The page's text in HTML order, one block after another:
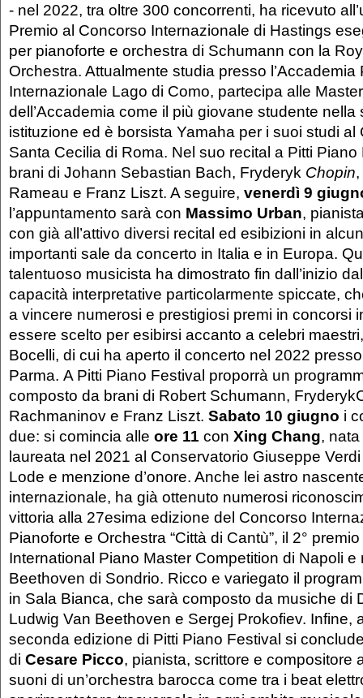
- nel 2022, tra oltre 300 concorrenti, ha ricevuto
Premio al Concorso Internazionale di Hastings
per pianoforte e orchestra di Schumann con la
Orchestra. Attualmente studia presso l’Accademia
Internazionale Lago di Como, partecipa alle
dell’Accademia come il più giovane studente nella
istituzione ed è borsista Yamaha per i suoi studi al
Santa Cecilia di Roma. Nel suo recital a Pitti
brani di Johann Sebastian Bach, Fryderyk Chopin
Rameau e Franz Liszt. A seguire, venerdì 9
l’appuntamento sarà con Massimo Urban,
con già all’attivo diversi recital ed esibizioni in
importanti sale da concerto in Italia e in Europa.
talentuoso musicista ha dimostrato fin dall’inizio
capacità interpretative particolarmente spiccate,
a vincere numerosi e prestigiosi premi in concorsi
essere scelto per esibirsi accanto a celebri
Bocelli, di cui ha aperto il concerto nel 2022
Parma. A Pitti Piano Festival proporrà un
composto da brani di Robert Schumann,
Rachmaninov e Franz Liszt. Sabato 10 giugno i
due: si comincia alle ore 11 con Xing Chang,
laureata nel 2021 al Conservatorio Giuseppe
Lode e menzione d’onore. Anche lei astro
internazionale, ha già ottenuto numerosi
vittoria alla 27esima edizione del Concorso
Pianoforte e Orchestra “Città di Cantù”, il 2°
International Piano Master Competition di Napoli e
Beethoven di Sondrio. Ricco e variegato il
in Sala Bianca, che sarà composto da musiche di
Ludwig Van Beethoven e Sergej Prokofiev. Infine,
seconda edizione di Pitti Piano Festival si
di Cesare Picco, pianista, scrittore e compositore
suoni di un’orchestra barocca come tra i beat